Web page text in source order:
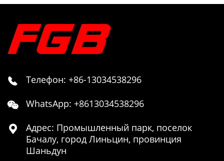
 Телефон: +86-13034538296
 WhatsApp: +8613034538296

Адрес: Промышленный парк, поселок
Бачалу, город Линьцин, провинция
Шаньдун